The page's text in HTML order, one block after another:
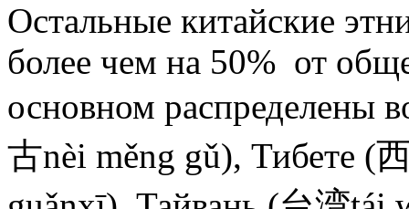
Остальные китайские
более чем на 50% от
основном распределены
古nèi měng gǔ), Тибете (